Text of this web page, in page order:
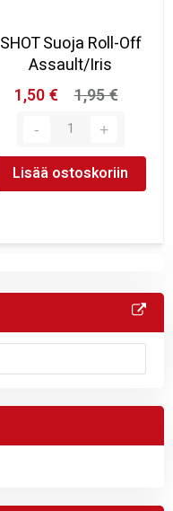
SHOT Suoja Roll-Off
Assault/Iris
1,50 €
1,95 €
Lisää ostoskoriin